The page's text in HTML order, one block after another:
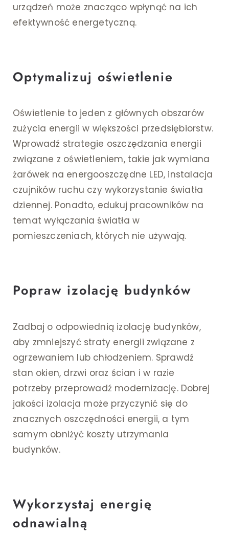
urządzeń może znacząco wpłynąć na ich
efektywność energetyczną.
Optymalizuj oświetlenie
Oświetlenie to jeden z głównych obszarów
zużycia energii w większości przedsiębiorstw.
Wprowadź strategie oszczędzania energii
związane z oświetleniem, takie jak wymiana
żarówek na energooszczędne LED, instalacja
czujników ruchu czy wykorzystanie światła
dziennej. Ponadto, edukuj pracowników na
temat wyłączania światła w
pomieszczeniach, których nie używają.
Popraw izolację budynków
Zadbaj o odpowiednią izolację budynków,
aby zmniejszyć straty energii związane z
ogrzewaniem lub chłodzeniem. Sprawdź
stan okien, drzwi oraz ścian i w razie
potrzeby przeprowadź modernizację. Dobrej
jakości izolacja może przyczynić się do
znacznych oszczędności energii, a tym
samym obniżyć koszty utrzymania
budynków.
Wykorzystaj energię
odnawialną